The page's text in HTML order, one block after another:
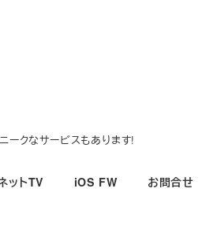
ークなサービスもあります!
ットTV iOS FW お問合せ